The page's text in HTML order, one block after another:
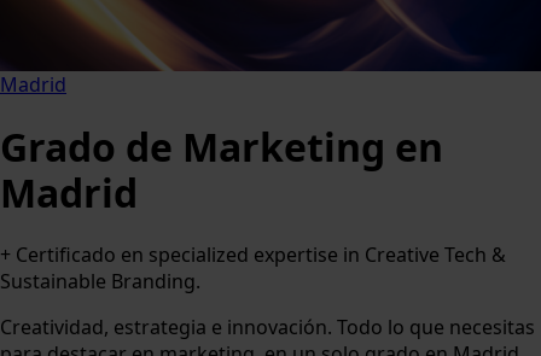
Madrid
Grado de Marketing en
Madrid
+ Certificado en specialized expertise in Creative Tech &
Sustainable Branding.
Creatividad, estrategia e innovación. Todo lo que necesitas